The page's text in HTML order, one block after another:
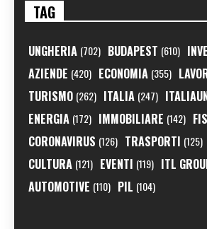
TAG
UNGHERIA (702) BUDAPEST (610)
AZIENDE (420) ECONOMIA (355)
TURISMO (262) ITALIA (247)
ENERGIA (172) IMMOBILIARE (142)
CORONAVIRUS (126) TRASPORTI (125)
CULTURA (121) EVENTI (119) ITL
AUTOMOTIVE (110) PIL (104)